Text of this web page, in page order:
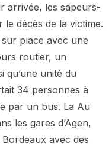
arrivée, les sapeurs-
le décès de la victime.
place avec une
routier, un
qu’une unité du
34 personnes à
par un bus. La Au
les gares d’Agen,
avec des